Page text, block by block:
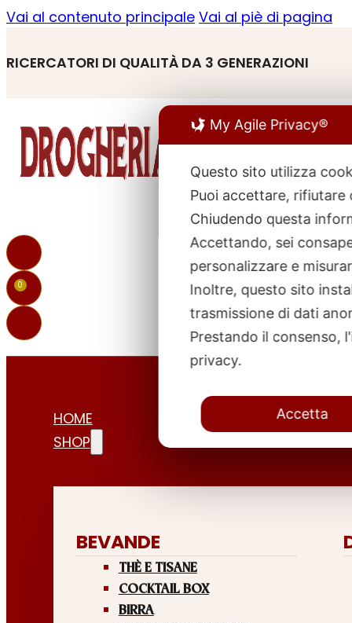
Vai al contenuto principale Vai al piè di pagina
RICERCATORI DI QUALITÀ DA 3 GENERAZIONI
0
HOME
SHOP
BEVANDE
THÈ E TISANE
COCKTAIL BOX
BIRRA
My Agile Privacy®
Questo sito utilizza
Puoi accettare, rifiutare
Chiudendo questa
Accettando, sei
personalizzare e
Inoltre, questo sito
trasmissione di dati
Prestando il consenso,
privacy.
Accetta